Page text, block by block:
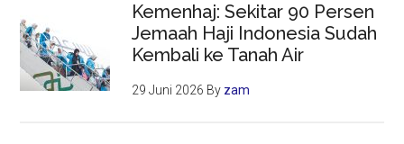
Kemenhaj: Sekitar 90 Persen
Jemaah Haji Indonesia Sudah
Kembali ke Tanah Air
29 Juni 2026 By zam